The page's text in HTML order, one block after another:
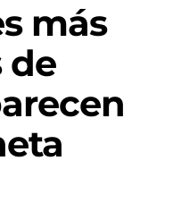
más
de